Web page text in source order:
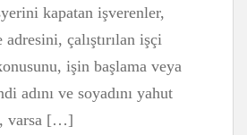
kapatan işverenler,
çalıştırılan işçi
işin başlama veya
adını ve soyadını yahut
varsa […]